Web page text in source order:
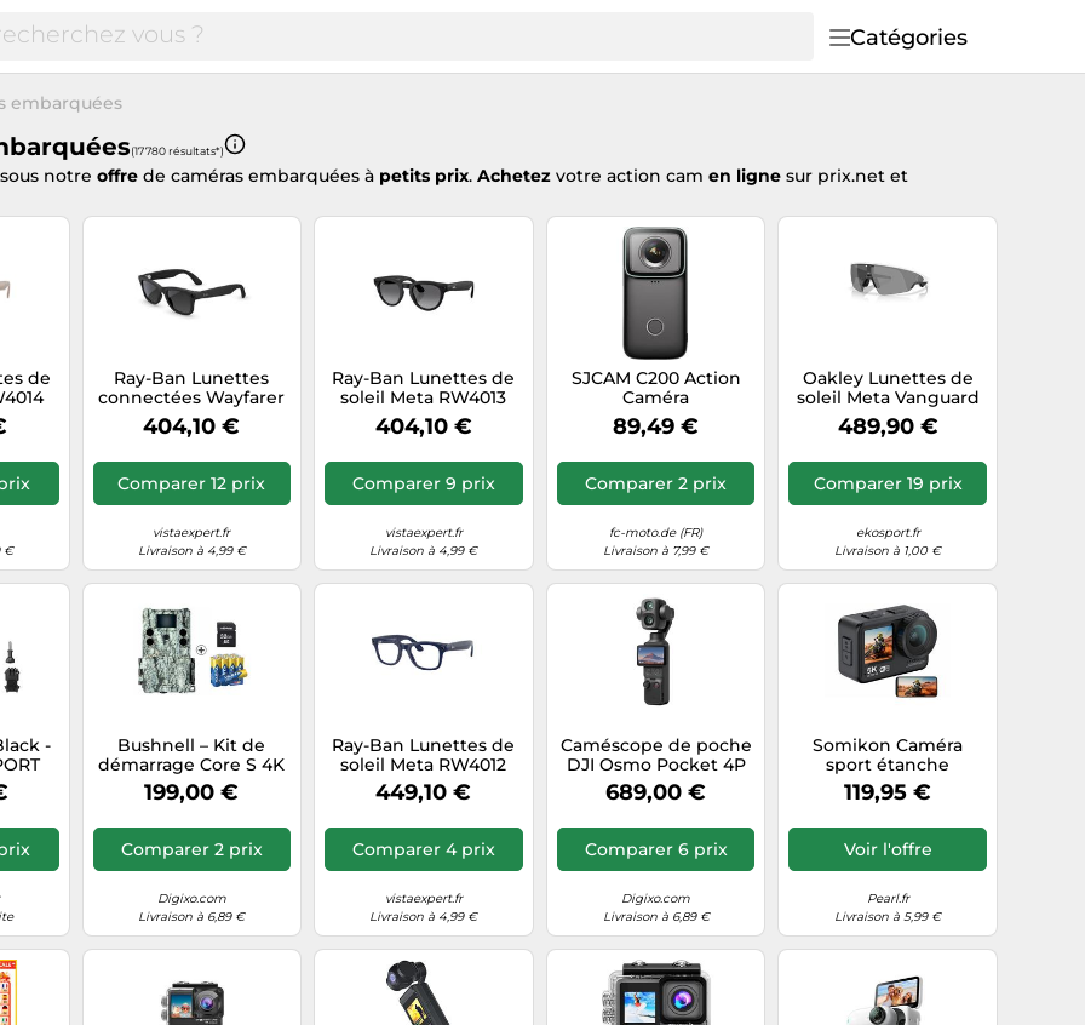
Catégories
embarquées
(17 780 résultats*)
notre offre de caméras embarquées à petits prix. Achetez votre action cam en ligne sur prix.net et
de
2
€
Ray-Ban Lunettes
connectées Wayfarer
(large Gen 2) — Noir
mat, verres dégradé
404,10 €
Comparer 12 prix
vistaexpert.fr
Livraison à 4,99 €
Ray-Ban Lunettes de
soleil Meta RW4013
601ST3 GEN2 Injecté
Noir/Gris Polarisé
404,10 €
Comparer 9 prix
vistaexpert.fr
Livraison à 4,99 €
SJCAM C200 Action
Caméra
89,49 €
Comparer 2 prix
fc-moto.de (FR)
Livraison à 7,99 €
Oakley Lunettes de
soleil Meta Vanguard
Clair Prizm Black CAT3
Homme, Femme
489,90 €
Comparer 19 prix
ekosport.fr
Livraison à 1,00 €
-
Bushnell – Kit de
démarrage Core S 4K
No Glow
199,00 €
Comparer 2 prix
Digixo.com
Livraison à 6,89 €
Ray-Ban Lunettes de
soleil Meta RW4012
Wayfarer Gen 2
Unisexe Bleu
Transitions
449,10 €
Comparer 4 prix
vistaexpert.fr
Livraison à 4,99 €
Caméscope de poche
DJI Osmo Pocket 4P
Vlog Combo
689,00 €
Comparer 6 prix
Digixo.com
Livraison à 6,89 €
Somikon Caméra
sport étanche
connectée 5K DV-
955.WiFi
119,95 €
Voir l'offre
Pearl.fr
Livraison à 5,99 €